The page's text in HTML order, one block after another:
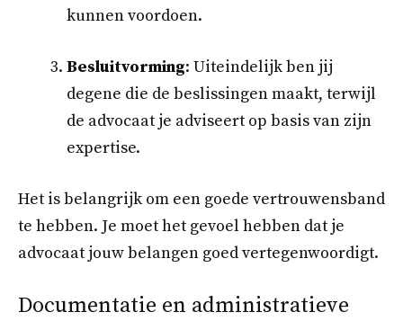
kunnen voordoen.
Besluitvorming: Uiteindelijk ben jij
degene die de beslissingen maakt, terwijl
de advocaat je adviseert op basis van zijn
expertise.
Het is belangrijk om een goede vertrouwensband
te hebben. Je moet het gevoel hebben dat je
advocaat jouw belangen goed vertegenwoordigt.
Documentatie en administratieve